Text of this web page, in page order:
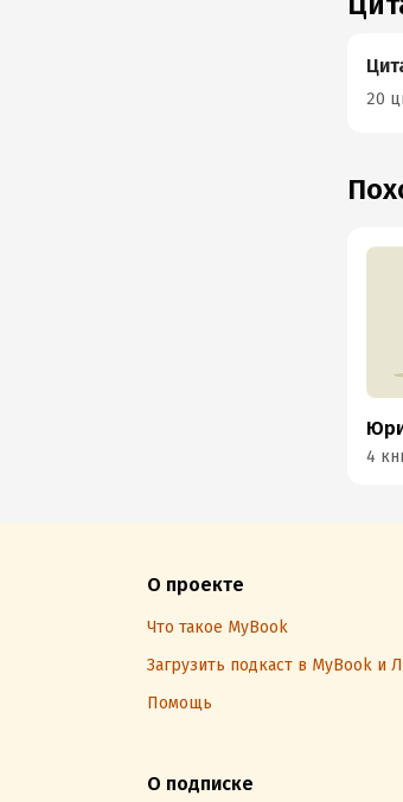
20
4
О проекте
Что такое MyBook
Загрузить подкаст в MyBook и
Помощь
О подписке